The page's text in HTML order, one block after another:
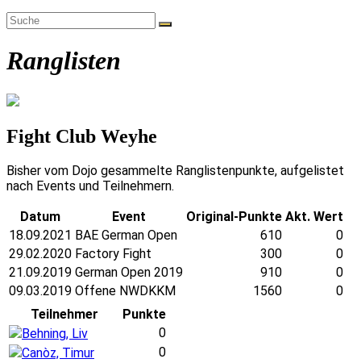
Ranglisten
Fight Club Weyhe
Bisher vom Dojo gesammelte Ranglistenpunkte, aufgelistet
nach Events und Teilnehmern.
Datum
Event Original-Punkte Akt. Wert
18.09.2021 BAE German Open 610
0
29.02.2020 Factory Fight 300
0
21.09.2019 German Open 2019 910
0
09.03.2019 Offene NWDKKM 1560
0
Teilnehmer
Punkte
Behning, Liv
0
Canòz, Timur
0